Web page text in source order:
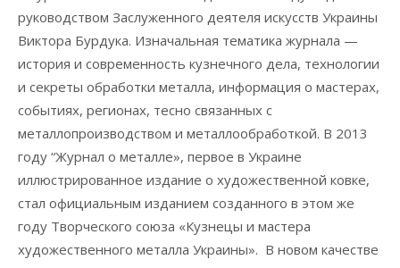
руководством Заслуженного деятеля искусств Украины
Виктора Бурдука. Изначальная тематика журнала —
история и современность кузнечного дела, технологии
и секреты обработки металла, информация о мастерах,
событиях, регионах, тесно связанных с
металлопроизводством и металлообработкой. В 2013
году “Журнал о металле», первое в Украине
иллюстрированное издание о художественной ковке,
стал официальным изданием созданного в этом же
году Творческого союза «Кузнецы и мастера
художественного металла Украины». В новом качестве